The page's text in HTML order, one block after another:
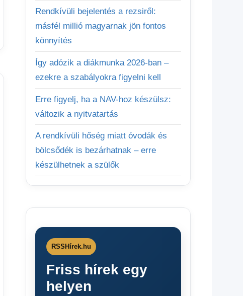
Rendkívüli bejelentés a rezsiről:
másfél millió magyarnak jön fontos
könnyítés
Így adózik a diákmunka 2026-ban –
ezekre a szabályokra figyelni kell
Erre figyelj, ha a NAV-hoz készülsz:
változik a nyitvatartás
A rendkívüli hőség miatt óvodák és
bölcsődék is bezárhatnak – erre
készülhetnek a szülők
RSSHírek.hu
Friss hírek egy
helyen